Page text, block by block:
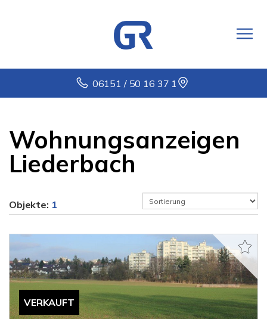
06151 / 50 16 37 1
Wohnungsanzeigen
Liederbach
Objekte: 1
VERKAUFT